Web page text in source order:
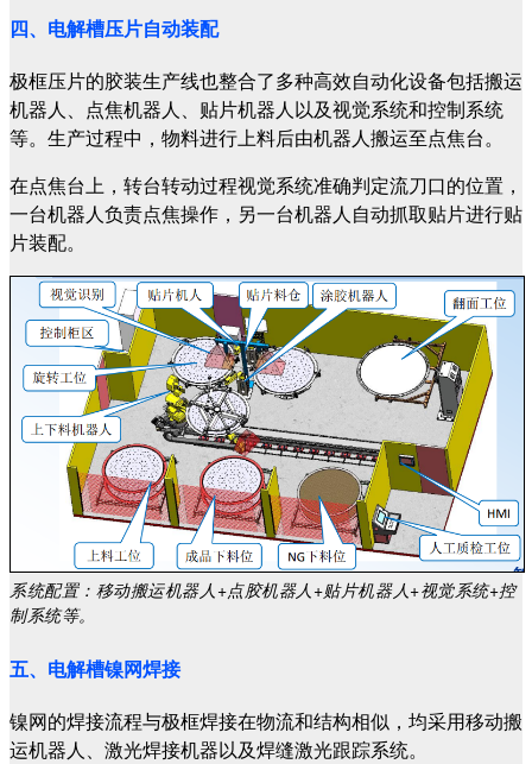
四、电解槽压片自动装配
极框压片的胶装生产线也整合了多种高效自动化设备包括搬运
机器人、点焦机器人、贴片机器人以及视觉系统和控制系统
等。生产过程中，物料进行上料后由机器人搬运至点焦台。
在点焦台上，转台转动过程视觉系统准确判定流刀口的位置，
一台机器人负责点焦操作，另一台机器人自动抓取贴片进行贴
片装配。
系统配置：移动搬运机器人+点胶机器人+贴片机器人+视觉系统+控
制系统等。
五、电解槽镍网焊接
镍网的焊接流程与极框焊接在物流和结构相似，均采用移动搬
运机器人、激光焊接机器以及焊缝激光跟踪系统。